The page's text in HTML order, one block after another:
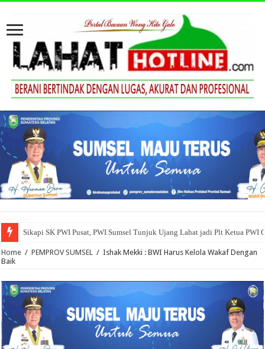
Sikapi SK PWI Pusat, PWI Sumsel Tunjuk Ujang Lahat jadi Plt Ketua PWI
Home / PEMPROV SUMSEL / Ishak Mekki : BWI Harus Kelola Wakaf Dengan
Baik